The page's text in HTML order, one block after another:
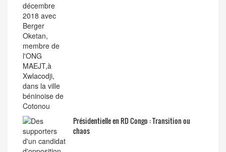
Présidentielle en RD Congo : Transition ou
chaos